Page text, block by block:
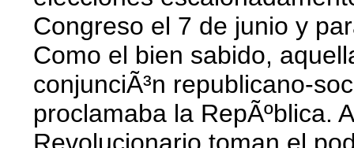
Congreso el 7 de junio y
Como el bien sabido,
conjunciÃ³n republicano-
proclamaba la RepÃºblica.